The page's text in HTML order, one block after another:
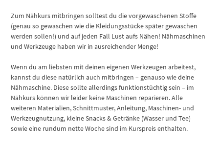
Zum Nähkurs mitbringen solltest du die vorgewaschenen Stoffe
(genau so gewaschen wie die Kleidungsstücke später gewaschen
werden sollen!) und auf jeden Fall Lust aufs Nähen! Nähmaschinen
und Werkzeuge haben wir in ausreichender Menge!
Wenn du am liebsten mit deinen eigenen Werkzeugen arbeitest,
kannst du diese natürlich auch mitbringen – genauso wie deine
Nähmaschine. Diese sollte allerdings funktionstüchtig sein – im
Nähkurs können wir leider keine Maschinen reparieren. Alle
weiteren Materialien, Schnittmuster, Anleitung, Maschinen- und
Werkzeugnutzung, kleine Snacks & Getränke (Wasser und Tee)
sowie eine rundum nette Woche sind im Kurspreis enthalten.